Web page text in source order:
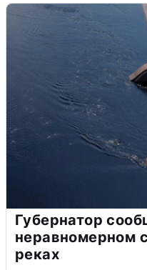
Губернатор
неравномерном
реках